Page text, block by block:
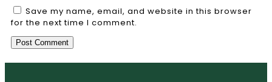
Save my name, email, and website in this browser
for the next time I comment.